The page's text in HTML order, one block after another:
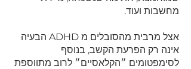
מחשבות ועוד.
אצל מרבית מהסובלים מ ADHD הבעיה
אינה רק הפרעת הקשב, בנוסף
לסימפטומים ״הקלאסיים״ לרוב מתווספת